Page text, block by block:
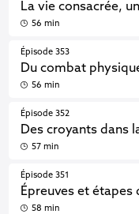
La vie consacrée,
56 min
Épisode 353
Du combat
56 min
Épisode 352
Des croyants dans
57 min
Épisode 351
Épreuves et
58 min